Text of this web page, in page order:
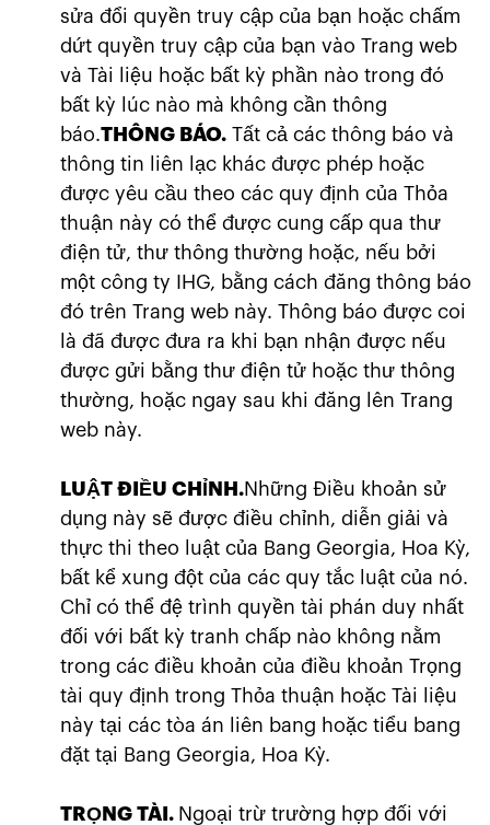
sửa đổi quyền truy cập của bạn hoặc chấm
dứt quyền truy cập của bạn vào Trang web
và Tài liệu hoặc bất kỳ phần nào trong đó
bất kỳ lúc nào mà không cần thông
báo.THÔNG BÁO. Tất cả các thông báo và
thông tin liên lạc khác được phép hoặc
được yêu cầu theo các quy định của Thỏa
thuận này có thể được cung cấp qua thư
điện tử, thư thông thường hoặc, nếu bởi
một công ty IHG, bằng cách đăng thông báo
đó trên Trang web này. Thông báo được coi
là đã được đưa ra khi bạn nhận được nếu
được gửi bằng thư điện tử hoặc thư thông
thường, hoặc ngay sau khi đăng lên Trang
web này.
LUẬT ĐIỀU CHỈNH.Những Điều khoản sử
dụng này sẽ được điều chỉnh, diễn giải và
thực thi theo luật của Bang Georgia, Hoa Kỳ,
bất kể xung đột của các quy tắc luật của nó.
Chỉ có thể đệ trình quyền tài phán duy nhất
đối với bất kỳ tranh chấp nào không nằm
trong các điều khoản của điều khoản Trọng
tài quy định trong Thỏa thuận hoặc Tài liệu
này tại các tòa án liên bang hoặc tiểu bang
đặt tại Bang Georgia, Hoa Kỳ.
TRỌNG TÀI. Ngoại trừ trường hợp đối với